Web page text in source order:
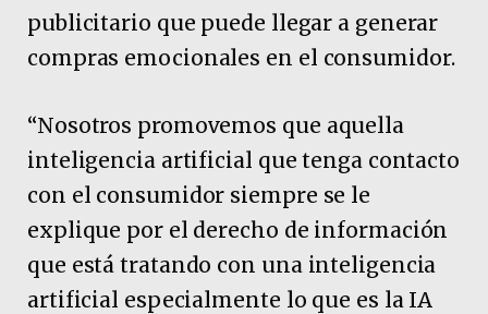
publicitario que puede llegar a generar
compras emocionales en el consumidor.
“Nosotros promovemos que aquella
inteligencia artificial que tenga contacto
con el consumidor siempre se le
explique por el derecho de información
que está tratando con una inteligencia
artificial especialmente lo que es la IA